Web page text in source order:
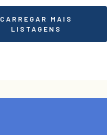
CARREGAR MAIS
LISTAGENS